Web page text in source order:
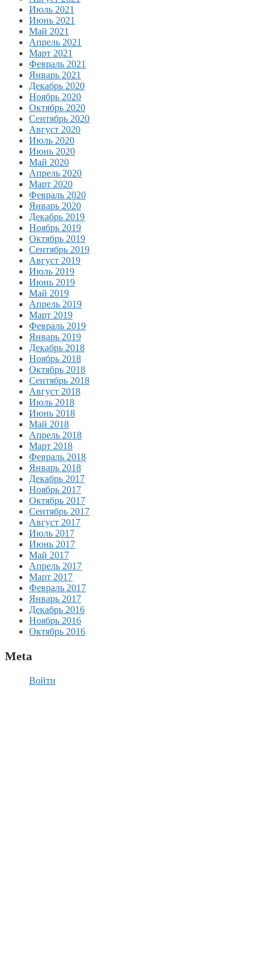
Июль 2021
Июнь 2021
Май 2021
Апрель 2021
Март 2021
Февраль 2021
Январь 2021
Декабрь 2020
Ноябрь 2020
Октябрь 2020
Сентябрь 2020
Август 2020
Июль 2020
Июнь 2020
Май 2020
Апрель 2020
Март 2020
Февраль 2020
Январь 2020
Декабрь 2019
Ноябрь 2019
Октябрь 2019
Сентябрь 2019
Август 2019
Июль 2019
Июнь 2019
Май 2019
Апрель 2019
Март 2019
Февраль 2019
Январь 2019
Декабрь 2018
Ноябрь 2018
Октябрь 2018
Сентябрь 2018
Август 2018
Июль 2018
Июнь 2018
Май 2018
Апрель 2018
Март 2018
Февраль 2018
Январь 2018
Декабрь 2017
Ноябрь 2017
Октябрь 2017
Сентябрь 2017
Август 2017
Июль 2017
Июнь 2017
Май 2017
Апрель 2017
Март 2017
Февраль 2017
Январь 2017
Декабрь 2016
Ноябрь 2016
Октябрь 2016
Meta
Войти